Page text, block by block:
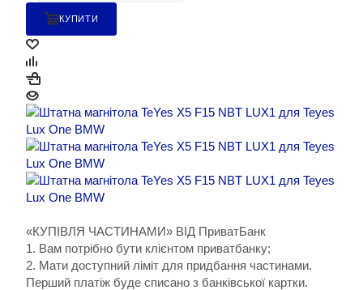
КУПИТИ
«КУПІВЛЯ ЧАСТИНАМИ» ВІД ПриватБанк
1. Вам потрібно бути клієнтом приватбанку;
2. Мати доступний ліміт для придбання частинами.
Перший платіж буде списано з банківської картки.